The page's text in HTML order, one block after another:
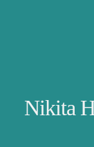
Nikita